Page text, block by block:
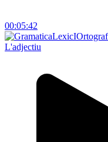
00:05:42
L'adjectiu